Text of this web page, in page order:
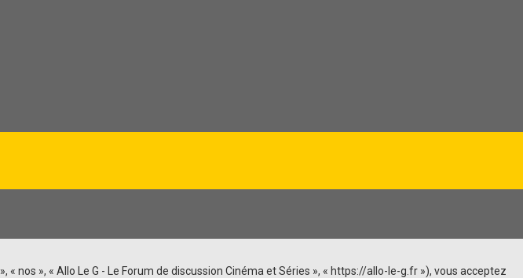
nos », « Allo Le G - Le Forum de discussion Cinéma et Séries », « https://allo-le-g.fr »), vous acceptez